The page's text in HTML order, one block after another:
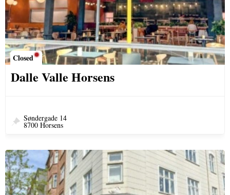
Closed
Dalle Valle Horsens
Søndergade 14
8700 Horsens